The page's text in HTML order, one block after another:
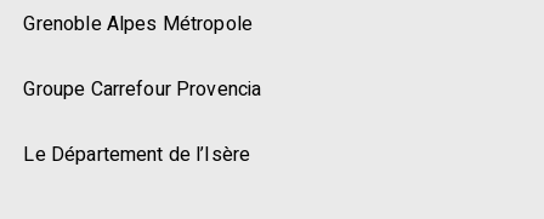
Grenoble Alpes Métropole
Groupe Carrefour Provencia
Le Département de l’Isère